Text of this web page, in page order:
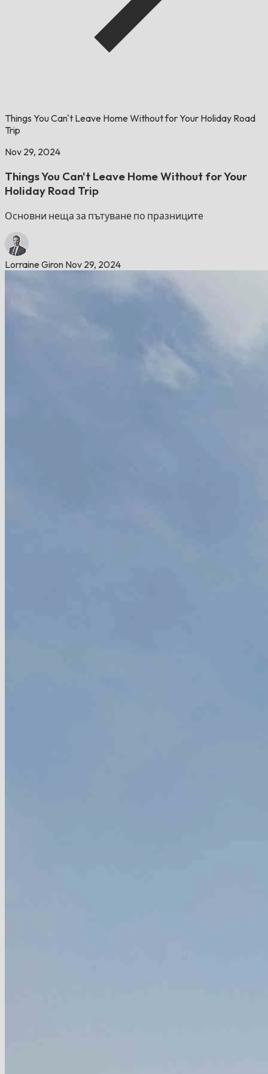
Things You Can't Leave Home Without for Your Holiday Road
Trip
Nov 29, 2024
Things You Can't Leave Home Without for Your
Holiday Road Trip
Основни неща за пътуване по празниците
Lorraine Giron Nov 29, 2024